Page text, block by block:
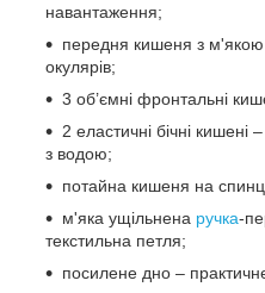
навантаження;
передня кишеня з
окулярів;
3 об’ємні фронтальні
2 еластичні бічні
з водою;
потайна кишеня на
м'яка ущільнена ручка-
текстильна петля;
посилене дно –